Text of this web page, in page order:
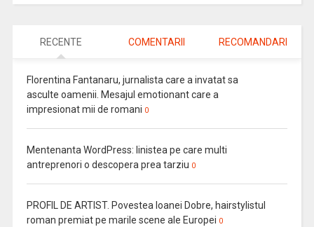
RECENTE COMENTARII RECOMANDARI
Florentina Fantanaru, jurnalista care a invatat sa
asculte oamenii. Mesajul emotionant care a
impresionat mii de romani 0
Mentenanta WordPress: linistea pe care multi
antreprenori o descopera prea tarziu 0
PROFIL DE ARTIST. Povestea Ioanei Dobre, hairstylistul
roman premiat pe marile scene ale Europei 0